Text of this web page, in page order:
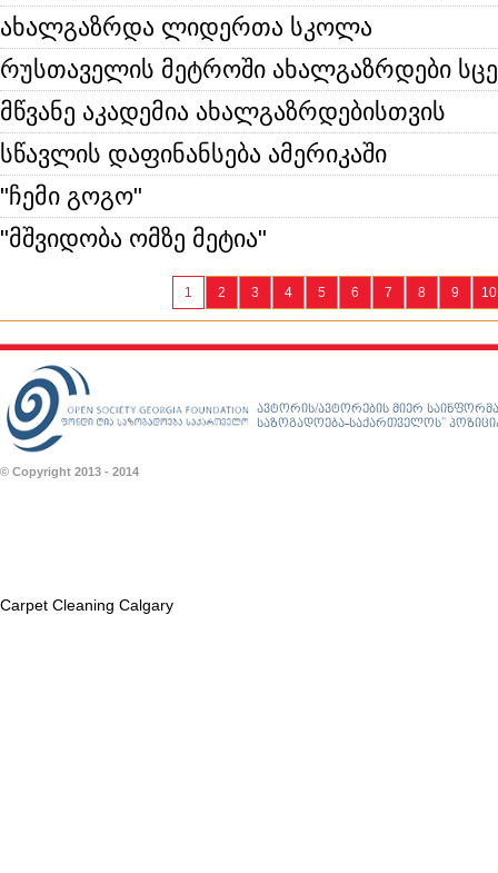
ახალგაზრდა ლიდერთა სკოლა
რუსთაველის მეტროში ახალგაზრდები
მწვანე აკადემია ახალგაზრდებისთვის
სწავლის დაფინანსება ამერიკაში
"ჩემი გოგო"
"მშვიდობა ომზე მეტია"
1 2 3 4 5 6 7 8 9 10
ავტორის/ავტორების მიერ
საზოგადოება-საქართველოს”
© Copyright 2013 - 2014
Carpet Cleaning Calgary